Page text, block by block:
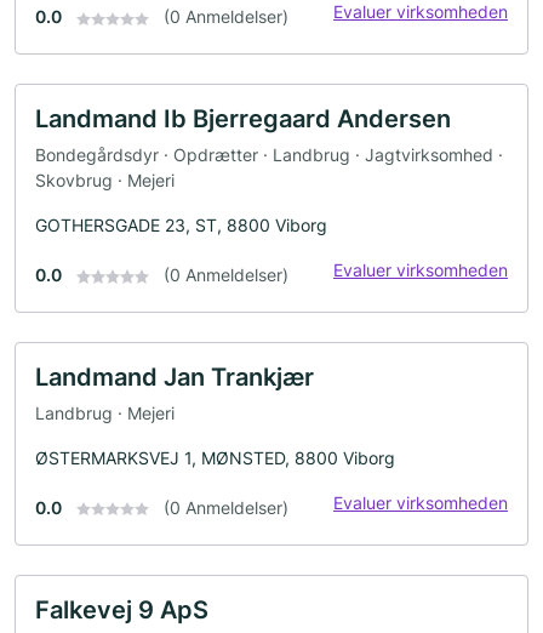
0.0 (0 Anmeldelser) Evaluer virksomheden
Landmand Ib Bjerregaard Andersen
Bondegårdsdyr · Opdrætter · Landbrug · Jagtvirksomhed ·
Skovbrug · Mejeri
GOTHERSGADE 23, ST, 8800 Viborg
0.0 (0 Anmeldelser) Evaluer virksomheden
Landmand Jan Trankjær
Landbrug · Mejeri
ØSTERMARKSVEJ 1, MØNSTED, 8800 Viborg
0.0 (0 Anmeldelser) Evaluer virksomheden
Falkevej 9 ApS